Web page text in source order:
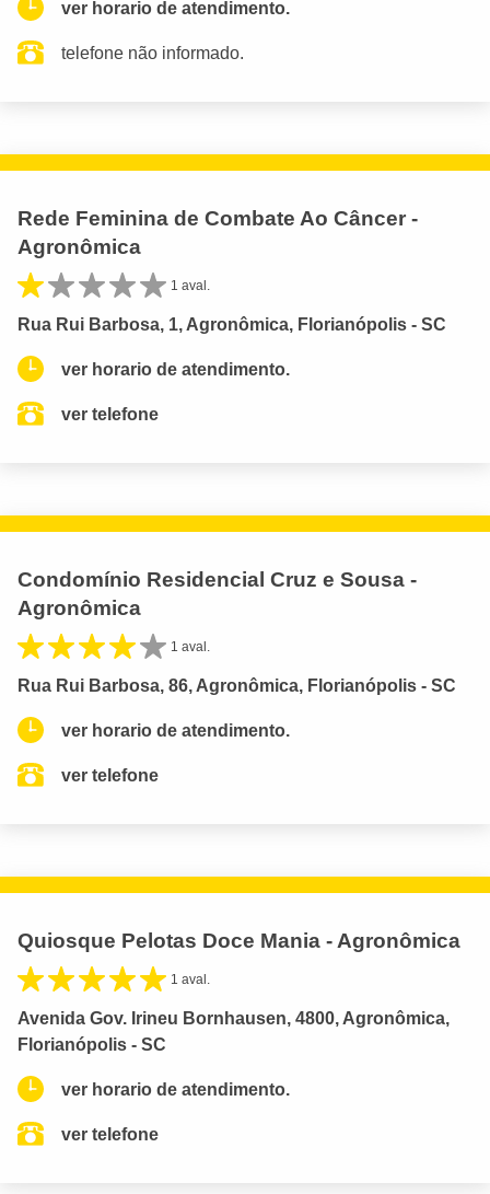
ver horario de atendimento.
telefone não informado.
Rede Feminina de Combate Ao Câncer -
Agronômica
1 aval.
Rua Rui Barbosa, 1, Agronômica, Florianópolis - SC
ver horario de atendimento.
ver telefone
Condomínio Residencial Cruz e Sousa -
Agronômica
1 aval.
Rua Rui Barbosa, 86, Agronômica, Florianópolis - SC
ver horario de atendimento.
ver telefone
Quiosque Pelotas Doce Mania - Agronômica
1 aval.
Avenida Gov. Irineu Bornhausen, 4800, Agronômica,
Florianópolis - SC
ver horario de atendimento.
ver telefone